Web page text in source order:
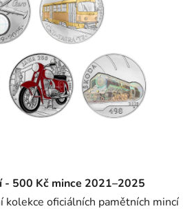
- 500 Kč mince 2021–2025
kolekce oficiálních pamětních mincí